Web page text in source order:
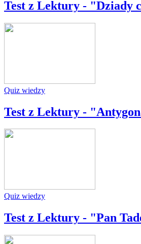
Test z Lektury - "Dziady
Quiz wiedzy
Test z Lektury -
Quiz wiedzy
Test z Lektury - "Pan